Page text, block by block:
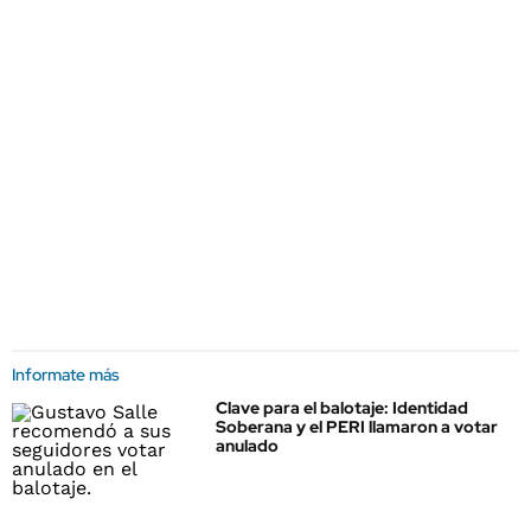
Informate más
Clave para el balotaje: Identidad
Soberana y el PERI llamaron a votar
anulado